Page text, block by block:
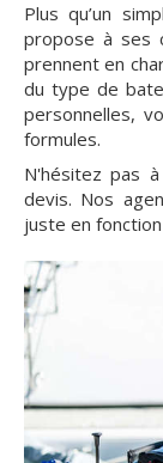
Plus qu’un
propose à ses
prennent en
du type de
personnelles,
formules.
N'hésitez pas
devis. Nos
juste en